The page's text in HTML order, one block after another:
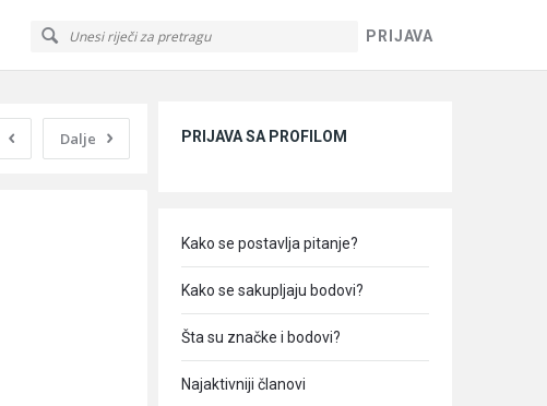
PRIJAVA
Dalje PRIJAVA SA PROFILOM
Kako se postavlja pitanje?
Kako se sakupljaju bodovi?
Šta su značke i bodovi?
Najaktivniji članovi